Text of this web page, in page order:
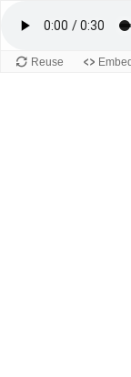
Reuse Embed